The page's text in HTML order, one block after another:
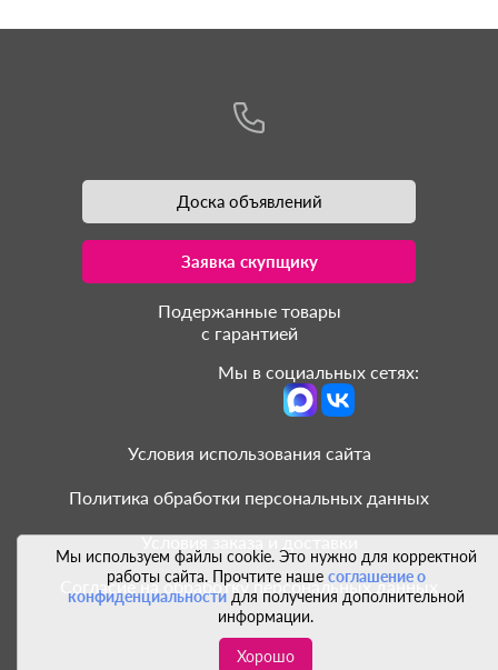
Мы используем файлы cookie. Это нужно для корректной
работы сайта. Прочтите наше соглашение о
конфиденциальностидля получения дополнительной
информации.
Хорошо
Доска объявлений
Заявка скупщику
Подержанные товары
с гарантией
Мы в социальных сетях:
Условия использования сайта
Политика обработки персональных данных
Условия заказа и доставки
Согласие на обработку персональных данных